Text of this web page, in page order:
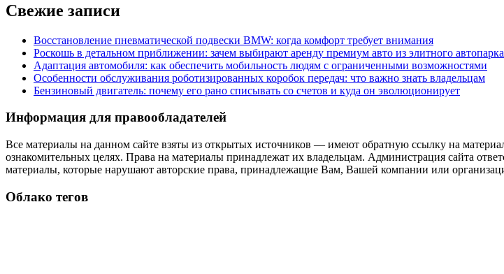
Свежие записи
Восстановление пневматической подвески BMW: когда комфорт требует внимания
Роскошь в детальном приближении: зачем выбирают аренду премиум авто из элитного
Адаптация автомобиля: как обеспечить мобильность людям с ограниченными возможностями
Особенности обслуживания роботизированных коробок передач: что важно знать владельцам
Бензиновый двигатель: почему его рано списывать со счетов и куда он эволюционирует
Информация для правообладателей
Все материалы на данном сайте взяты из открытых источников — имеют обратную ссылку на
ознакомительных целях. Права на материалы принадлежат их владельцам. Администрация сайта
материалы, которые нарушают авторские права, принадлежащие Вам, Вашей компании или
Облако тегов